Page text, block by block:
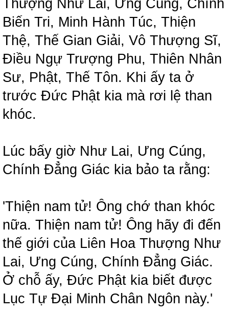
Thượng Như Lai, Ưng Cúng, Chính
Biến Tri, Minh Hành Túc, Thiện
Thệ, Thế Gian Giải, Vô Thượng Sĩ,
Điều Ngự Trượng Phu, Thiên Nhân
Sư, Phật, Thế Tôn. Khi ấy ta ở
trước Đức Phật kia mà rơi lệ than
khóc.
Lúc bấy giờ Như Lai, Ưng Cúng,
Chính Đẳng Giác kia bảo ta rằng:
'Thiện nam tử! Ông chớ than khóc
nữa. Thiện nam tử! Ông hãy đi đến
thế giới của Liên Hoa Thượng Như
Lai, Ưng Cúng, Chính Đẳng Giác.
Ở chỗ ấy, Đức Phật kia biết được
Lục Tự Đại Minh Chân Ngôn này.'